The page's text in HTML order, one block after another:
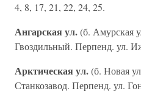
4, 8, 17, 21, 22, 24, 25.
Ангарская ул.(б. Амурская
Гвоздильный. Перпенд. ул.
Арктическая ул.(б. Новая
Станкозавод. Перпенд. ул.